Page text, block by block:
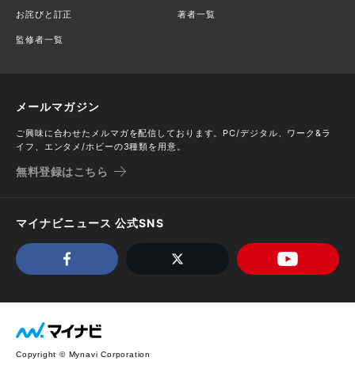
お詫びと訂正 著者一覧
監修者一覧
メールマガジン
ご興味に合わせたメルマガを配信しております。PC/デジタル、ワーク&ラ
イフ、エンタメ/ホビーの3種類を用意。
無料登録はこちら
マイナビニュース 公式SNS
Copyright © Mynavi Corporation